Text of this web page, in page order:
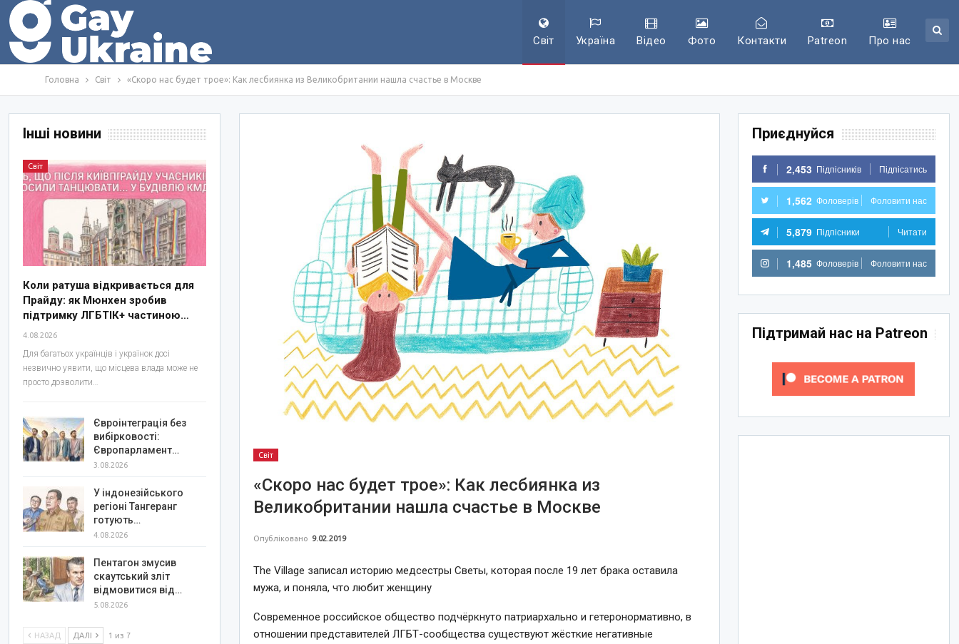
Світ Україна Відео Фото Контакти Patreon Про нас
Головна Світ «Скоро нас будет трое»: Как лесбиянка из Великобритании нашла счастье в Москве
Світ
«Скоро нас будет трое»: Как лесбиянка из
Великобритании нашла счастье в Москве
Опубліковано 9.02.2019
The Village записал историю медсестры Светы, которая после 19 лет брака оставила
мужа, и поняла, что любит женщину
Современное российское общество подчёркнуто патриархально и гетеронормативно, в
отношении представителей ЛГБТ-сообщества существуют жёсткие негативные
Приєднуйся
2,453 Підпісників Підпісатись
1,562 Фоловерів Фоловити нас
5,879 Підпісники Читати
1,485 Фоловерів Фоловити нас
Підтримай нас на Patreon
Інші новини
Світ
Коли ратуша відкривається для
Прайду: як Мюнхен зробив
підтримку ЛГБТІК+ частиною…
4.08.2026
Для багатьох українців і українок досі
незвично уявити, що місцева влада може не
просто дозволити…
Євроінтеграція без
вибірковості:
Європарламент…
3.08.2026
У індонезійського
регіоні Тангеранг
готують…
4.08.2026
Пентагон змусив
скаутський зліт
відмовитися від…
5.08.2026
НАЗАД ДАЛІ 1 из 7